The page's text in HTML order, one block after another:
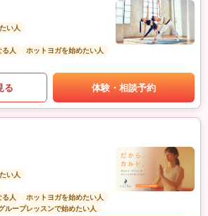
い人
る人
ホットヨガを始めたい人
る 体験・相談予約
い人
る人
ホットヨガを始めたい人
ループレッスンで始めたい人